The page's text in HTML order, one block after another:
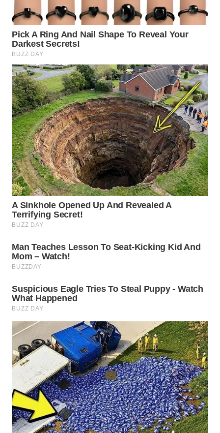
WN
LANGKAT
WN
TAPANULI
SELATAN
WN
TANJUNG
LESUNG
WN
KARO
WN
SIMALUNGUN
WN
LABUHANBATU
WN
TAPANULI
TENGAH
WN DELI
SERDANG
WN
TEBING
TINGGI
WN
PAKPAK
WN
KARAWANG